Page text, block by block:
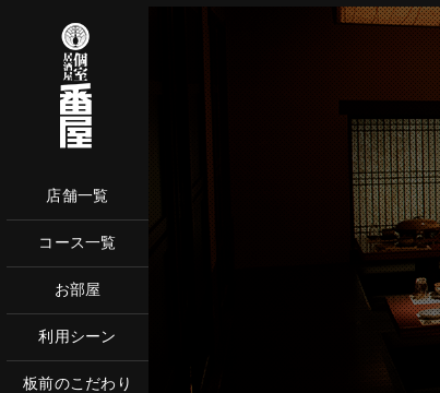
店舗一覧
コース一覧
お部屋
利用シーン
板前のこだわり
ネットから
お電